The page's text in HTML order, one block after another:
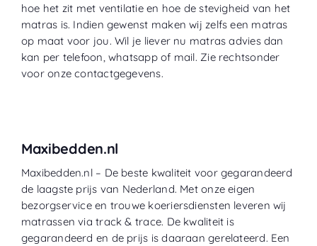
hoe het zit met ventilatie en hoe de stevigheid van het
matras is. Indien gewenst maken wij zelfs een matras
op maat voor jou. Wil je liever nu matras advies dan
kan per telefoon, whatsapp of mail. Zie rechtsonder
voor onze contactgegevens.
Maxibedden.nl
Maxibedden.nl – De beste kwaliteit voor gegarandeerd
de laagste prijs van Nederland. Met onze eigen
bezorgservice en trouwe koeriersdiensten leveren wij
matrassen via track & trace. De kwaliteit is
gegarandeerd en de prijs is daaraan gerelateerd. Een